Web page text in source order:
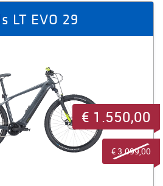
LT EVO 29
€ 1.550,00
€ 3.099,00